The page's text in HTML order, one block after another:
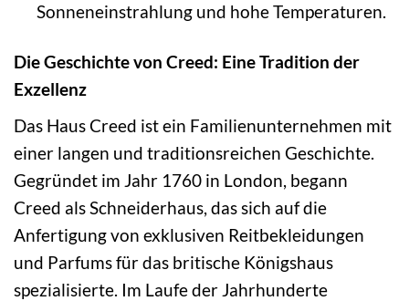
Sonneneinstrahlung und hohe Temperaturen.
Die Geschichte von Creed: Eine Tradition der
Exzellenz
Das Haus Creed ist ein Familienunternehmen mit
einer langen und traditionsreichen Geschichte.
Gegründet im Jahr 1760 in London, begann
Creed als Schneiderhaus, das sich auf die
Anfertigung von exklusiven Reitbekleidungen
und Parfums für das britische Königshaus
spezialisierte. Im Laufe der Jahrhunderte